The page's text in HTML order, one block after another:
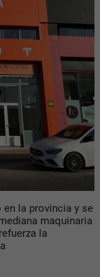
la provincia y se
maquinaria
la